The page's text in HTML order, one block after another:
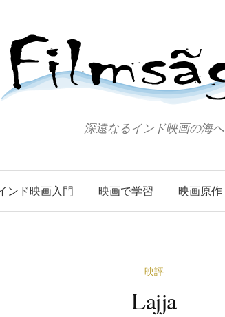
深遠なるインド映画の海へ
ンド映画入門 映画で学習 映画原作
映評
Lajja